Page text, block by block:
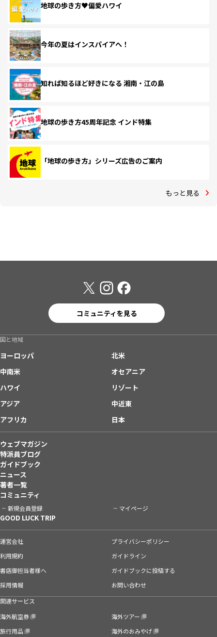
地球の歩き方♥偏愛ハワイ
今年の夏はインスパイアへ！
知れば知るほど好きになる 湘南・江の島
地球の歩き方45周年記念 インド特集
「地球の歩き方」シリーズ広告のご案内
もっと見る
コミュニティを見る
国と地域
ヨーロッパ
北米
中南米
オセアニア
ハワイ
リゾート
アジア
中近東
アフリカ
日本
ウェブマガジン
特派員ブログ
ガイドブック
ニュース
著者一覧
コミュニティ
新規会員登録 マイページ
GOOD LUCK TRIP
運営会社
プライバシーポリシー
利用規約
ガイドライン
書店御担当者様へ
ガイドブックに投稿する
採用情報
お問い合わせ
関連サービス
海外航空券
海外ツアー
旅行用品
海外のおみやげ